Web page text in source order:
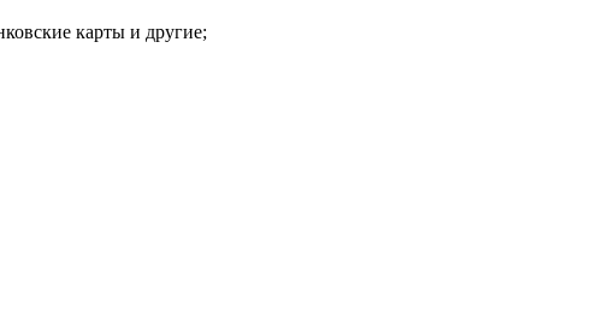
карты и другие;